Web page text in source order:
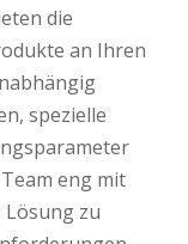
die
an Ihren
spezielle
eng mit
zu